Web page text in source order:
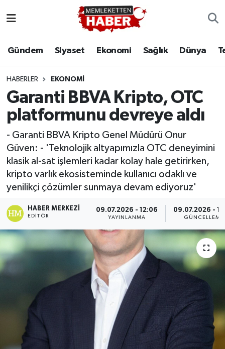
Gündem Siyaset Ekonomi Sağlık Dünya
HABERLER EKONOMI
Garanti BBVA Kripto, OTC
platformunu devreye aldı
- Garanti BBVA Kripto Genel Müdürü Onur
Güven: - 'Teknolojik altyapımızla OTC deneyimini
klasik al-sat işlemleri kadar kolay hale getirirken,
kripto varlık ekosisteminde kullanıcı odaklı ve
yenilikçi çözümler sunmaya devam ediyoruz'
HABER MERKEZI
EDITÖR
09.07.2026 - 12:06
YAYINLANMA
09.07.2026 -
GÜNCELLEME